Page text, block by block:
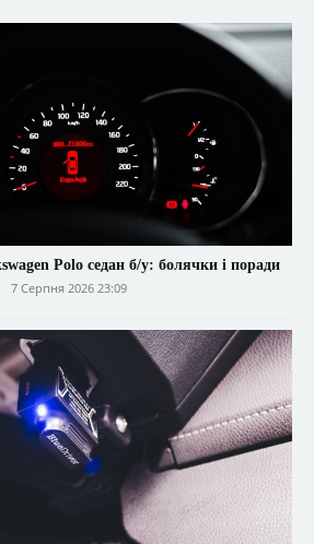
Polo седан б/у: болячки і поради
7 Серпня 2026 23:09